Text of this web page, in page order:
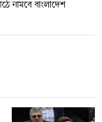
নামবে বাংলাদেশ